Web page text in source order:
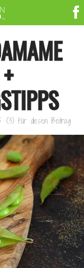
(3) für diesen Beitrag